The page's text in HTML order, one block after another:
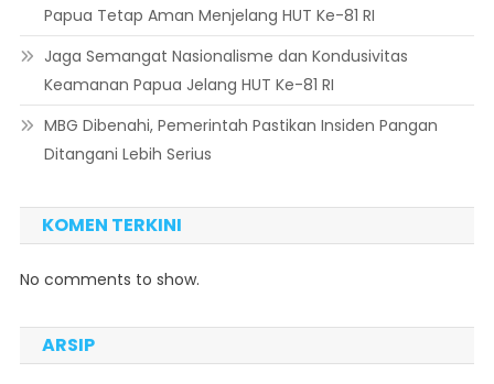
Papua Tetap Aman Menjelang HUT Ke-81 RI
Jaga Semangat Nasionalisme dan Kondusivitas
Keamanan Papua Jelang HUT Ke-81 RI
MBG Dibenahi, Pemerintah Pastikan Insiden Pangan
Ditangani Lebih Serius
KOMEN TERKINI
No comments to show.
ARSIP